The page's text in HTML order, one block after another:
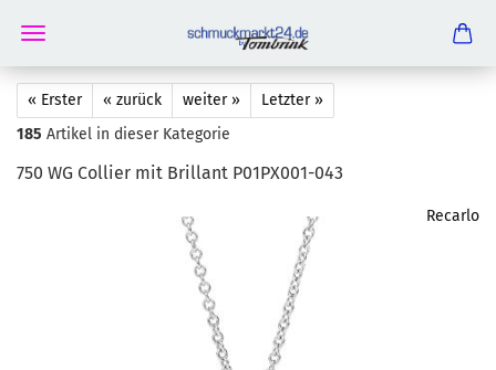
« Erster « zurück weiter »
Letzter »
185 Artikel in dieser Kategorie
750 WG Col­lier mit Bril­lant P01PX001-​043
Recarlo